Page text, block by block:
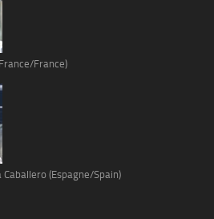
France)
Caballero (Espagne/Spain)